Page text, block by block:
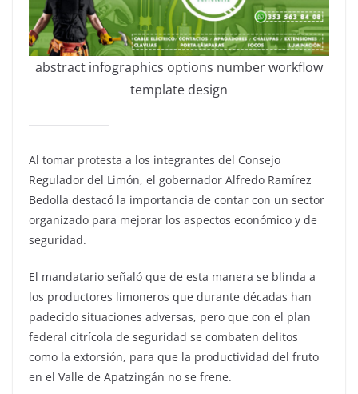
abstract infographics options number workflow
template design
Al tomar protesta a los integrantes del Consejo
Regulador del Limón, el gobernador Alfredo Ramírez
Bedolla destacó la importancia de contar con un sector
organizado para mejorar los aspectos económico y de
seguridad.
El mandatario señaló que de esta manera se blinda a
los productores limoneros que durante décadas han
padecido situaciones adversas, pero que con el plan
federal citrícola de seguridad se combaten delitos
como la extorsión, para que la productividad del fruto
en el Valle de Apatzingán no se frene.